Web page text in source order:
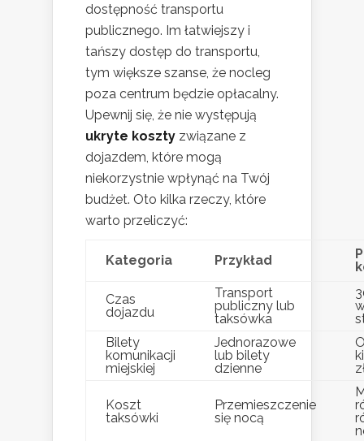
dostępność transportu
publicznego. Im łatwiejszy i
tańszy dostęp do transportu,
tym większe szanse, że nocleg
poza centrum będzie opłacalny.
Upewnij się, że nie występują
ukryte koszty związane z
dojazdem, które mogą
niekorzystnie wpłynąć na Twój
budżet. Oto kilka rzeczy, które
warto przeliczyć:
Kategoria Przykład
Czas
dojazdu
Transport
publiczny lub
taksówka
Bilety
komunikacji
miejskiej
Jednorazowe
lub bilety
dzienne
Koszt
taksówki
Przemieszczenie
się nocą